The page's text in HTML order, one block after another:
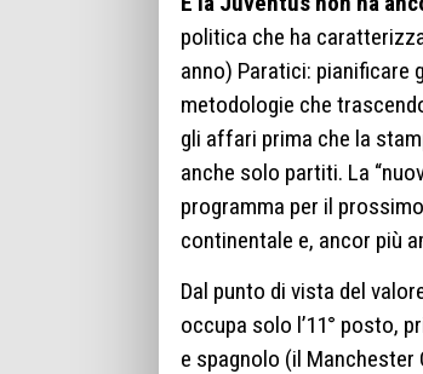
politica che ha
anno) Paratici: pianificare
metodologie che
gli affari prima che la
anche solo partiti. La
programma per il
continentale e, ancor più
Dal punto di vista del
occupa solo l’11° posto,
e spagnolo (il